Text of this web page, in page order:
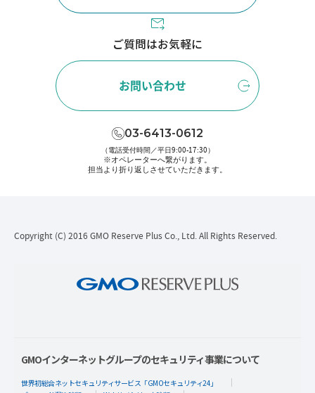
ご質問はお気軽に
お問い合わせ
03-6413-0612
（電話受付時間／平日9:00-17:30）
※オペレーターへ繋がります。
担当より折り返しさせていただきます。
Copyright (C) 2016 GMO Reserve Plus Co., Ltd. All Rights Reserved.
GMOインターネットグループのセキュリティ事業について
世界初総合ネットセキュリティサービス「GMOセキュリティ24」